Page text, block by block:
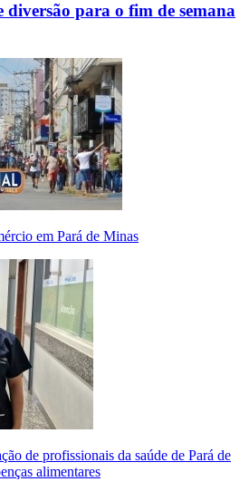
diversão para o fim de semana
em Pará de Minas
de profissionais da saúde de Pará de
alimentares